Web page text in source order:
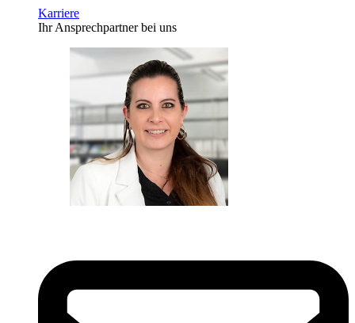
Karriere
Ihr Ansprechpartner bei uns